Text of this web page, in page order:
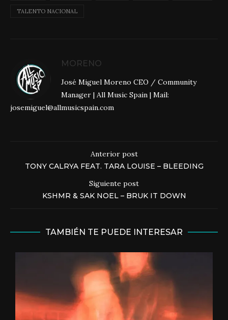
TALENTO NACIONAL
MORENO
José Miguel Moreno CEO / Community
Manager | All Music Spain | Mail:
josemiguel@allmusicspain.com
Anterior post
TONY CALRYA FEAT. TARA LOUISE – BLEEDING
Siguiente post
KSHMR & SAK NOEL – BRUK IT DOWN
TAMBIÉN TE PUEDE INTERESAR